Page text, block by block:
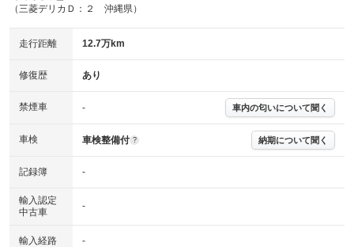
機関 主要機関に不具合はありません。
修復歴
があります。
※グー鑑定は保証サービスではございません。購入時は必ず現車をご確認
※実際にお渡しするコンディションチェックシートにつきましては、形式
※グー鑑定の評価はあくまでも記載している鑑定日の鑑定結果となりま
す。車両情報等の詳細は各販売店へお問い合わせ下さい。
（三菱デリカＤ：２ 沖縄県）
走行距離 12.7万km
修復歴 あり
禁煙車 - 車内の匂いについて聞く
車検 車検整備付 ? 納期について聞く
記録簿 -
輸入認定
中古車
-
輸入経路 -